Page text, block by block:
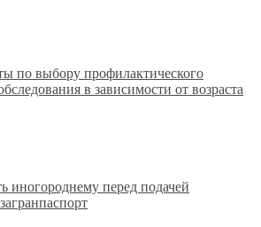
по выбору профилактического
в зависимости от возраста
иногороднему перед подачей